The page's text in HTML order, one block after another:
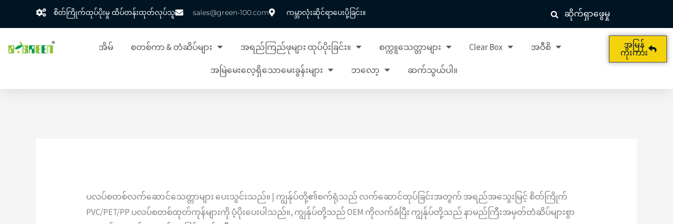
အကြောင်းအရာ
ပါ။
စိတ်ကြိုက်ထုပ်ပိုးမှု ထိပ်တန်းထုတ်လုပ်သူ sales@green-100.com ကမ္ဘာလုံးဆိုင်ရာပေးပို့ခြင်း။ ဆိုက်ရှာဖွေမှု
အိမ် စတစ်ကာ & တံဆိပ်များ အရည်ကြည်ဖုများ ထုပ်ပိုးခြင်း။ စက္ကူသေတ္တာများ Clear Box အဝီစိ
အမြဲမေးလေ့ရှိသောမေးခွန်းများ ဘလော့ ဆက်သွယ်ပါ။
အမြန်
ကိုးကား
ပလပ်စတစ်လက်ဆောင်သေတ္တာများ ပေးသွင်းသည်။ | ကျွန်ုပ်တို့၏စက်ရုံသည် လက်ဆောင်ထုပ်ခြင်းအတွက် အရည်အသွေးမြင့် စိတ်ကြိုက်
PVC/PET/PP ပလပ်စတစ်ထုတ်ကုန်များကို ပံ့ပိုးပေးပါသည်။, ကျွန်ုပ်တို့သည် OEM ကိုလက်ခံပြီး ကျွန်ုပ်တို့သည် နာမည်ကြီးအမှတ်တံဆိပ်များစွာ